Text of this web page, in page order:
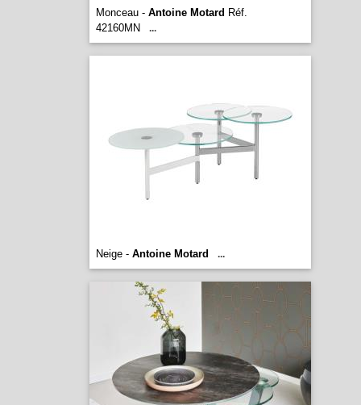
Monceau - Antoine Motard Réf.
42160MN
...
Neige - Antoine Motard ...